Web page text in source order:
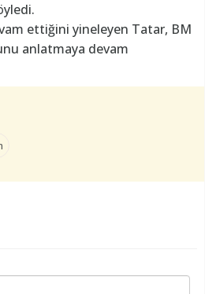
ettiğini yineleyen Tatar, BM
anlatmaya devam